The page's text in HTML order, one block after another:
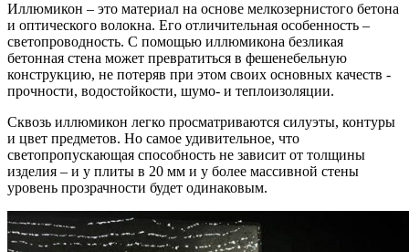
Иллюмикон – это материал на основе мелкозернистого бетона
и оптического волокна. Его отличительная особенность –
светопроводность. С помощью иллюмикона безликая
бетонная стена может превратиться в фешенебельную
конструкцию, не потеряв при этом своих основных качеств -
прочности, водостойкости, шумо- и теплоизоляции.
Сквозь иллюмикон легко просматриваются силуэты, контуры
и цвет предметов. Но самое удивительное, что
светопропускающая способность не зависит от толщины
изделия – и у плиты в 20 мм и у более массивной стены
уровень прозрачности будет одинаковым.